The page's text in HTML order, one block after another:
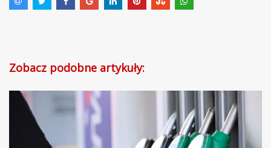
Zobacz podobne artykuły: